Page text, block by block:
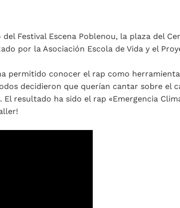
Festival Escena Poblenou, la plaza del
por la Asociación Escola de Vida y el
permitido conocer el rap como
decidieron que querían cantar sobre el
resultado ha sido el rap «Emergencia